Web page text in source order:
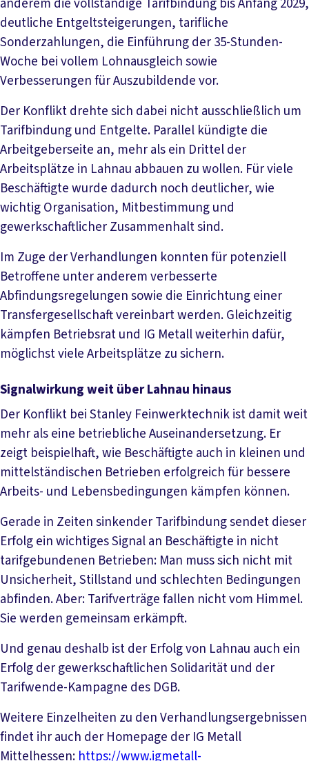
deutliche Entgeltsteigerungen, tarifliche
Sonderzahlungen, die Einführung der 35-Stunden-
Woche bei vollem Lohnausgleich sowie
Verbesserungen für Auszubildende vor.
Der Konflikt drehte sich dabei nicht ausschließlich um
Tarifbindung und Entgelte. Parallel kündigte die
Arbeitgeberseite an, mehr als ein Drittel der
Arbeitsplätze in Lahnau abbauen zu wollen. Für viele
Beschäftigte wurde dadurch noch deutlicher, wie
wichtig Organisation, Mitbestimmung und
gewerkschaftlicher Zusammenhalt sind.
Im Zuge der Verhandlungen konnten für potenziell
Betroffene unter anderem verbesserte
Abfindungsregelungen sowie die Einrichtung einer
Transfergesellschaft vereinbart werden. Gleichzeitig
kämpfen Betriebsrat und IG Metall weiterhin dafür,
möglichst viele Arbeitsplätze zu sichern.
Signalwirkung weit über Lahnau hinaus
Der Konflikt bei Stanley Feinwerktechnik ist damit weit
mehr als eine betriebliche Auseinandersetzung. Er
zeigt beispielhaft, wie Beschäftigte auch in kleinen und
mittelständischen Betrieben erfolgreich für bessere
Arbeits- und Lebensbedingungen kämpfen können.
Gerade in Zeiten sinkender Tarifbindung sendet dieser
Erfolg ein wichtiges Signal an Beschäftigte in nicht
tarifgebundenen Betrieben: Man muss sich nicht mit
Unsicherheit, Stillstand und schlechten Bedingungen
abfinden. Aber: Tarifverträge fallen nicht vom Himmel.
Sie werden gemeinsam erkämpft.
Und genau deshalb ist der Erfolg von Lahnau auch ein
Erfolg der gewerkschaftlichen Solidarität und der
Tarifwende-Kampagne des DGB.
Weitere Einzelheiten zu den Verhandlungsergebnissen
findet ihr auch der Homepage der IG Metall
Mittelhessen: https://www.igmetall-